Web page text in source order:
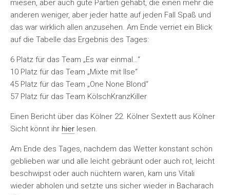
miesen, aber auch gute Partien gehabt, die einen mehr die
anderen weniger, aber jeder hatte auf jeden Fall Spaß und
das war wirklich allen anzusehen. Am Ende verriet ein Blick
auf die Tabelle das Ergebnis des Tages:
6 Platz für das Team „Es war einmal…“
10 Platz für das Team „Mixte mit Ilse“
45 Platz für das Team „One None Blond“
57 Platz für das Team KölschKranzKiller
Einen Bericht über das Kölner 22. Kölner Sextett aus Kölner
Sicht könnt ihr hier lesen.
Am Ende des Tages, nachdem das Wetter konstant schön
geblieben war und alle leicht gebräunt oder auch rot, leicht
beschwipst oder auch nüchtern waren, kam uns Vitali
wieder abholen und setzte uns sicher wieder in Bacharach